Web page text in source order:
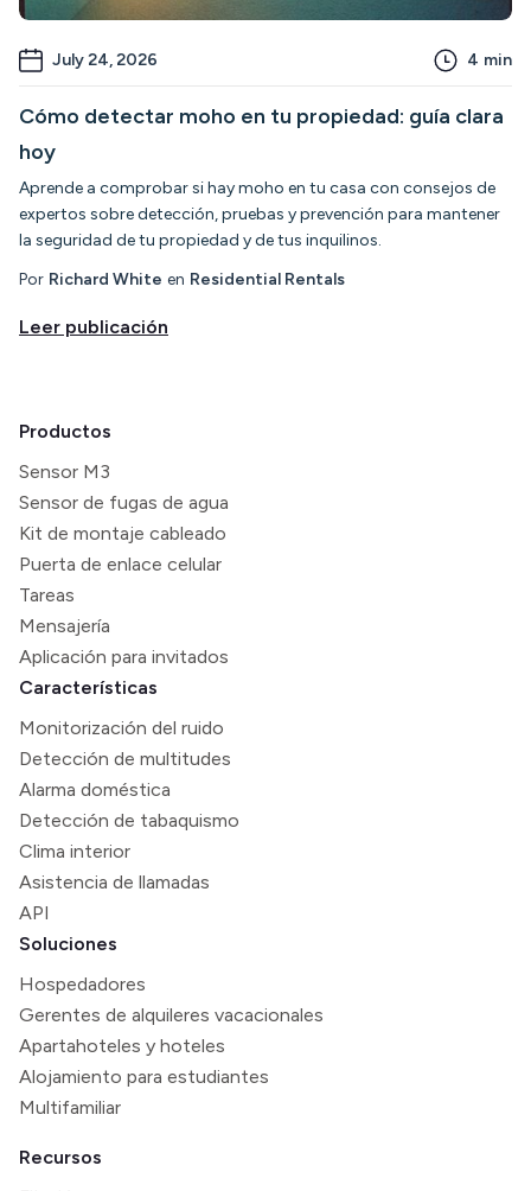
July 24, 2026 4 min
Cómo detectar moho en tu propiedad: guía clara
hoy
Aprende a comprobar si hay moho en tu casa con consejos de
expertos sobre detección, pruebas y prevención para mantener
la seguridad de tu propiedad y de tus inquilinos.
Por Richard White en Residential Rentals
Leer publicación
Productos
Sensor M3
Sensor de fugas de agua
Kit de montaje cableado
Puerta de enlace celular
Tareas
Mensajería
Aplicación para invitados
Características
Monitorización del ruido
Detección de multitudes
Alarma doméstica
Detección de tabaquismo
Clima interior
Asistencia de llamadas
API
Soluciones
Hospedadores
Gerentes de alquileres vacacionales
Apartahoteles y hoteles
Alojamiento para estudiantes
Multifamiliar
Recursos